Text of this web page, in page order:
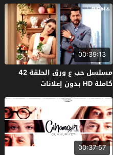
00:39:13
مسلسل حب ع ورق الحلقة 42
كاملة HD بدون إعلانات
00:37:57